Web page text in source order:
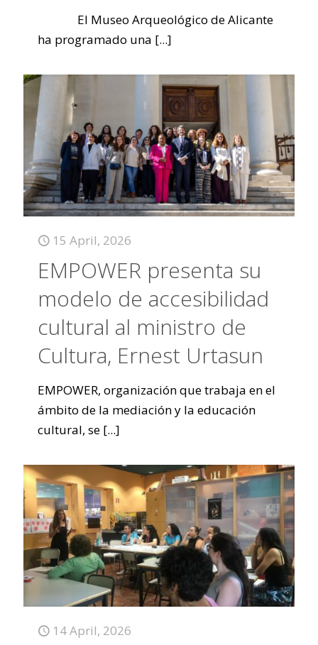
El Museo Arqueológico de Alicante
ha programado una [...]
15 April, 2026
EMPOWER presenta su
modelo de accesibilidad
cultural al ministro de
Cultura, Ernest Urtasun
EMPOWER, organización que trabaja en el
ámbito de la mediación y la educación
cultural, se [...]
14 April, 2026